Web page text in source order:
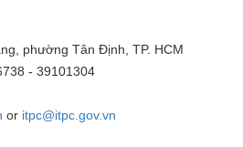
phường Tân Định, TP. HCM
- 39101304
or itpc@itpc.gov.vn